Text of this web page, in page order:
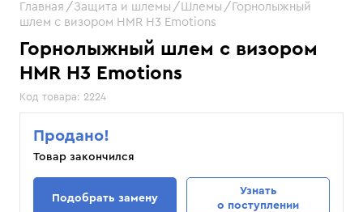
Горнолыжный шлем с визором
HMR H3 Emotions
Код товара: 2224
Главная Защита и шлемы Шлемы
Горнолыжный
шлем с визором HMR H3 Emotions
Продано!
Товар закончился
Подобрать замену
Узнать
о поступлении